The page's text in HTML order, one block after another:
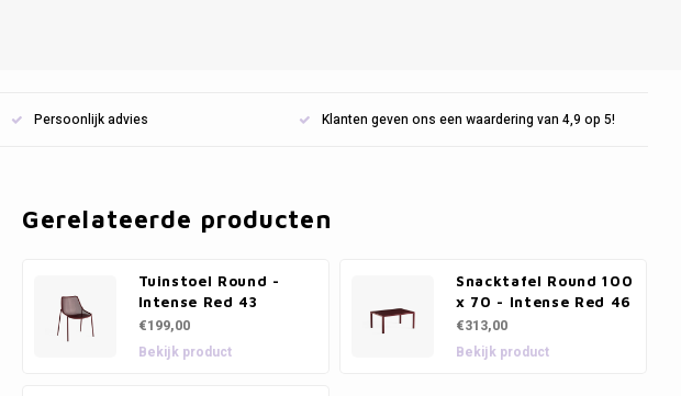
Persoonlijk advies Klanten geven ons een waardering van 4,9 op 5!
Gerelateerde producten
Tuinstoel Round -
Intense Red 43
€199,00
Bekijk product
Snacktafel Round 100
x 70 - Intense Red 46
€313,00
Bekijk product